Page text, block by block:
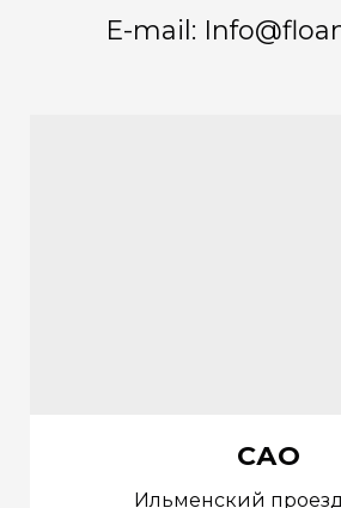
E-mail:
САО
Ильменский проезд